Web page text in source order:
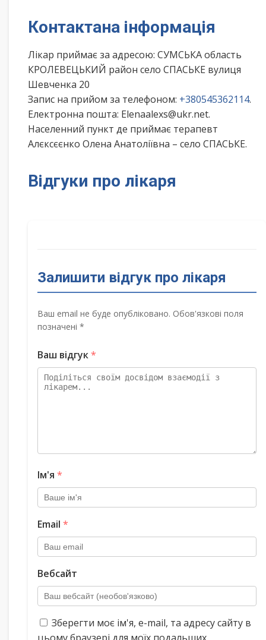
Контактана інформація
Лікар приймає за адресою: СУМСЬКА область
КРОЛЕВЕЦЬКИЙ район село СПАСЬКЕ вулиця
Шевченка 20
Запис на прийом за телефоном: +380545362114.
Електронна пошта: Elenaalexs@ukr.net.
Населенний пункт де приймає терапевт
Алєксєєнко Олена Анатоліївна – село СПАСЬКЕ.
Відгуки про лікаря
Залишити відгук про лікаря
Ваш email не буде опубліковано. Обов'язкові поля
позначені *
Ваш відгук*
Ім'я *
Email *
Вебсайт
Зберегти моє ім'я, e-mail, та адресу сайту в